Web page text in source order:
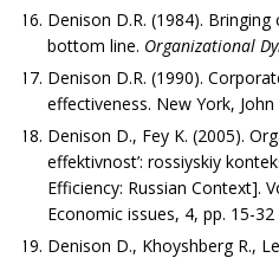
Denison D.R. (1984).
bottom line. Organizational
Denison D.R. (1990).
effectiveness. New York,
Denison D., Fey K. (2005).
effektivnost’: rossiyskiy
Efficiency: Russian Context].
Economic issues, 4, рр. 15-32
Denison D., Khoyshberg R.,